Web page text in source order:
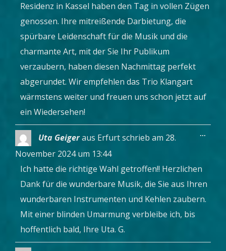
Residenz in Kassel haben den Tag in vollen Zügen
genossen. Ihre mitreißende Darbietung, die
spürbare Leidenschaft für die Musik und die
charmante Art, mit der Sie Ihr Publikum
verzaubern, haben diesen Nachmittag perfekt
abgerundet. Wir empfehlen das Trio Klangart
wärmstens weiter und freuen uns schon jetzt auf
ein Wiedersehen!
Uta Geigeraus Erfurtschrieb am 28.
November 2024 um 13:44
Ich hatte die richtige Wahl getroffen!! Herzlichen
Dank für die wunderbare Musik, die Sie aus Ihren
wunderbaren Instrumenten und Kehlen zaubern.
Mit einer blinden Umarmung verbleibe ich, bis
hoffentlich bald, Ihre Uta. G.
...